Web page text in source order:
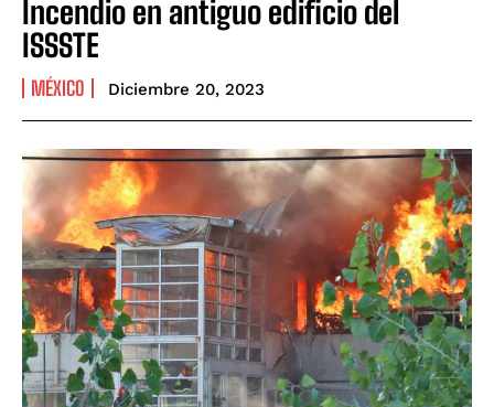
Incendio en antiguo edificio del
ISSSTE
MÉXICO Diciembre 20, 2023